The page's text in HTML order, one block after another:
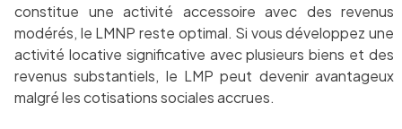
constitue une activité accessoire avec des revenus
modérés, le LMNP reste optimal. Si vous développez une
activité locative significative avec plusieurs biens et des
revenus substantiels, le LMP peut devenir avantageux
malgré les cotisations sociales accrues.